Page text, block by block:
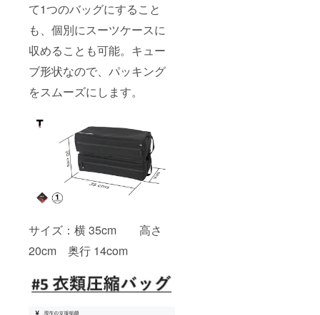
て1つのバッグにすること
も、個別にスーツケースに
収めることも可能。キュー
ブ形状なので、パッキング
をスムーズにします。
サイズ：横 35cm 高さ
20cm 奥行 14com